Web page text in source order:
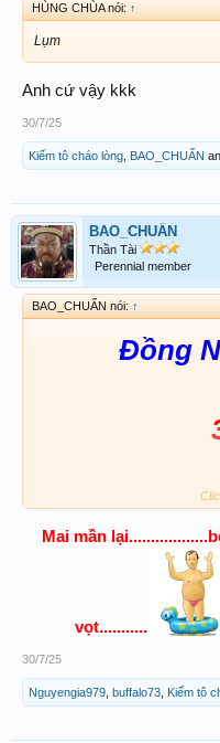
HÙNG CHÙA nói: ↑
Lụm
Anh cứ vậy kkk
30/7/25
Kiếm tô cháo lòng BAO_CHUẨN
BAO_CHUẨN
Thần Tài
Perennial member
BAO_CHUẨN nói: ↑
Đồng
3
Mai mần
vọt...........
30/7/25
Nguyengia979 buffalo73 Kiếm tô